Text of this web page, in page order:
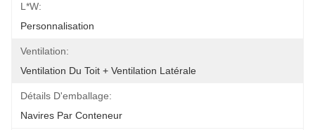
L*W:
Personnalisation
Ventilation:
Ventilation Du Toit + Ventilation Latérale
Détails D'emballage:
Navires Par Conteneur